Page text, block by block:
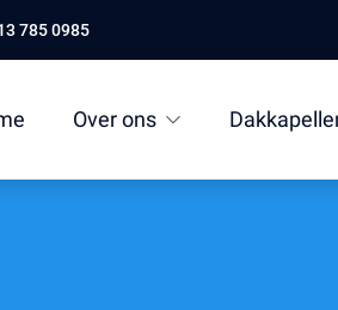
785 0985
Over ons